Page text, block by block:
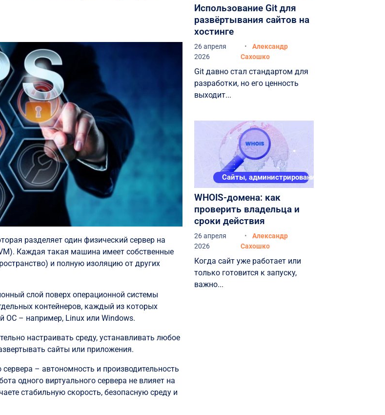
разделяет один физический сервер на
Каждая такая машина имеет собственные
и полную изоляцию от других
слой поверх операционной системы
контейнеров, каждый из которых
ОС – например, Linux или Windows.
настраивать среду, устанавливать любое
сайты или приложения.
– автономность и производительность
одного виртуального сервера не влияет на
стабильную скорость, безопасную среду и
Использование Git для
развёртывания сайтов на
хостинге
26 апреля
2026
Александр
Сахошко
Git давно стал стандартом для
разработки, но его ценность
выходит...
Сайты, администрирование
WHOIS-домена: как
проверить владельца и
сроки действия
26 апреля
2026
Александр
Сахошко
Когда сайт уже работает или
только готовится к запуску,
важно...